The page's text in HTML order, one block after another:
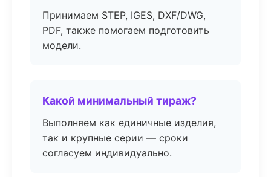
Принимаем STEP, IGES, DXF/DWG,
PDF, также помогаем подготовить
модели.
Какой минимальный тираж?
Выполняем как единичные изделия,
так и крупные серии — сроки
согласуем индивидуально.